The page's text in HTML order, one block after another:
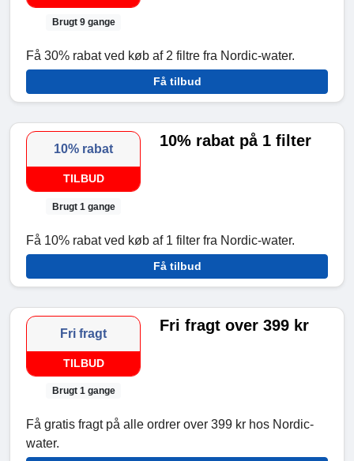
Brugt 9 gange
Få 30% rabat ved køb af 2 filtre fra Nordic-water.
Få tilbud
10% rabat
TILBUD
Brugt 1 gange
10% rabat på 1 filter
Få 10% rabat ved køb af 1 filter fra Nordic-water.
Få tilbud
Fri fragt
TILBUD
Brugt 1 gange
Fri fragt over 399 kr
Få gratis fragt på alle ordrer over 399 kr hos Nordic-
water.